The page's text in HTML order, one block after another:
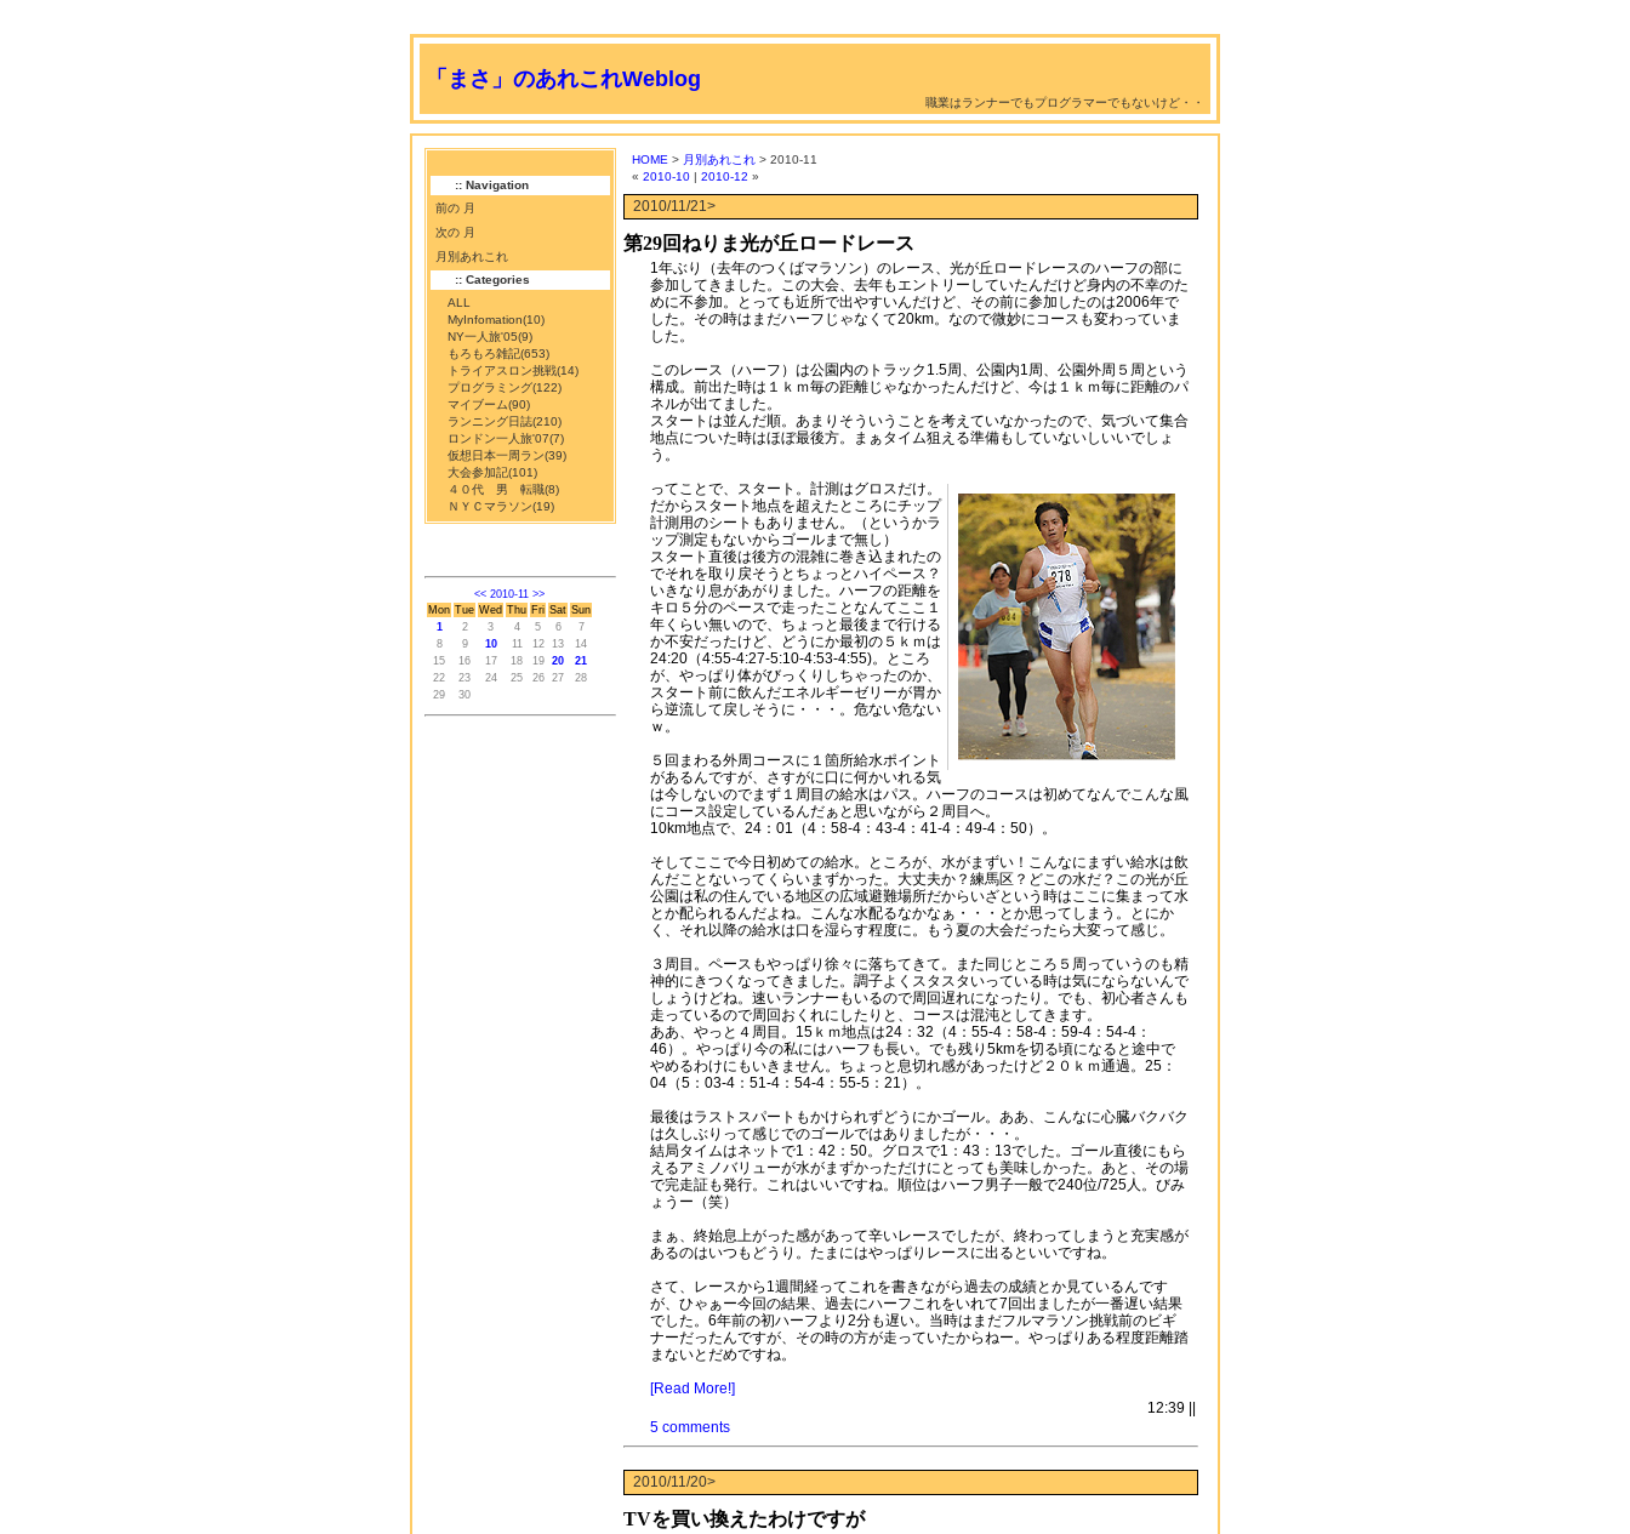
「まさ」のあれこれWeblog
職業はランナーでもプログラマーでもないけど・・
:: Navigation
前の 月
次の 月
月別あれこれ
:: Categories
ALL
MyInfomation(10)
NY一人旅'05(9)
もろもろ雑記(653)
トライアスロン挑戦(14)
プログラミング(122)
マイブーム(90)
ランニング日誌(210)
ロンドン一人旅'07(7)
仮想日本一周ラン(39)
大会参加記(101)
４０代 男 転職(8)
ＮＹＣマラソン(19)
<< 2010-11 >>
Mon Tue Wed Thu Fri Sat Sun
1
2 3 4 5 6
7
8
9 10 11 12 13
14
15
16 17 18 19 20
21
22
23 24 25 26 27
28
29
30
HOME > 月別あれこれ > 2010-11
« 2010-10 | 2010-12 »
2010/11/21>
第29回ねりま光が丘ロードレース
1年ぶり（去年のつくばマラソン）のレース、光が丘ロードレースのハーフの部に
参加してきました。この大会、去年もエントリーしていたんだけど身内の不幸のた
めに不参加。とっても近所で出やすいんだけど、その前に参加したのは2006年で
した。その時はまだハーフじゃなくて20km。なので微妙にコースも変わっていま
した。
このレース（ハーフ）は公園内のトラック1.5周、公園内1周、公園外周５周という
構成。前出た時は１ｋｍ毎の距離じゃなかったんだけど、今は１ｋｍ毎に距離のパ
ネルが出てました。
スタートは並んだ順。あまりそういうことを考えていなかったので、気づいて集合
地点についた時はほぼ最後方。まぁタイム狙える準備もしていないしいいでしょ
う。
ってことで、スタート。計測はグロスだけ。
だからスタート地点を超えたところにチップ
計測用のシートもありません。（というかラ
ップ測定もないからゴールまで無し）
スタート直後は後方の混雑に巻き込まれたの
でそれを取り戻そうとちょっとハイペース？
いきなり息があがりました。ハーフの距離を
キロ５分のペースで走ったことなんてここ１
年くらい無いので、ちょっと最後まで行ける
か不安だったけど、どうにか最初の５ｋｍは
24:20（4:55-4:27-5:10-4:53-4:55)。ところ
が、やっぱり体がびっくりしちゃったのか、
スタート前に飲んだエネルギーゼリーが胃か
ら逆流して戻しそうに・・・。危ない危ない
ｗ。
５回まわる外周コースに１箇所給水ポイント
があるんですが、さすがに口に何かいれる気
は今しないのでまず１周目の給水はパス。ハーフのコースは初めてなんでこんな風
にコース設定しているんだぁと思いながら２周目へ。
10km地点で、24：01（4：58-4：43-4：41-4：49-4：50）。
そしてここで今日初めての給水。ところが、水がまずい！こんなにまずい給水は飲
んだことないってくらいまずかった。大丈夫か？練馬区？どこの水だ？この光が丘
公園は私の住んでいる地区の広域避難場所だからいざという時はここに集まって水
とか配られるんだよね。こんな水配るなかなぁ・・・とか思ってしまう。とにか
く、それ以降の給水は口を湿らす程度に。もう夏の大会だったら大変って感じ。
３周目。ペースもやっぱり徐々に落ちてきて。また同じところ５周っていうのも精
神的にきつくなってきました。調子よくスタスタいっている時は気にならないんで
しょうけどね。速いランナーもいるので周回遅れになったり。でも、初心者さんも
走っているので周回おくれにしたりと、コースは混沌としてきます。
ああ、やっと４周目。15ｋｍ地点は24：32（4：55-4：58-4：59-4：54-4：
46）。やっぱり今の私にはハーフも長い。でも残り5kmを切る頃になると途中で
やめるわけにもいきません。ちょっと息切れ感があったけど２０ｋｍ通過。25：
04（5：03-4：51-4：54-4：55-5：21）。
最後はラストスパートもかけられずどうにかゴール。ああ、こんなに心臓バクバク
は久しぶりって感じでのゴールではありましたが・・・。
結局タイムはネットで1：42：50。グロスで1：43：13でした。ゴール直後にもら
えるアミノバリューが水がまずかっただけにとっても美味しかった。あと、その場
で完走証も発行。これはいいですね。順位はハーフ男子一般で240位/725人。びみ
ょうー（笑）
まぁ、終始息上がった感があって辛いレースでしたが、終わってしまうと充実感が
あるのはいつもどうり。たまにはやっぱりレースに出るといいですね。
さて、レースから1週間経ってこれを書きながら過去の成績とか見ているんです
が、ひゃぁー今回の結果、過去にハーフこれをいれて7回出ましたが一番遅い結果
でした。6年前の初ハーフより2分も遅い。当時はまだフルマラソン挑戦前のビギ
ナーだったんですが、その時の方が走っていたからねー。やっぱりある程度距離踏
まないとだめですね。
[Read More!]
12:39 ||
5 comments
2010/11/20>
TVを買い換えたわけですが